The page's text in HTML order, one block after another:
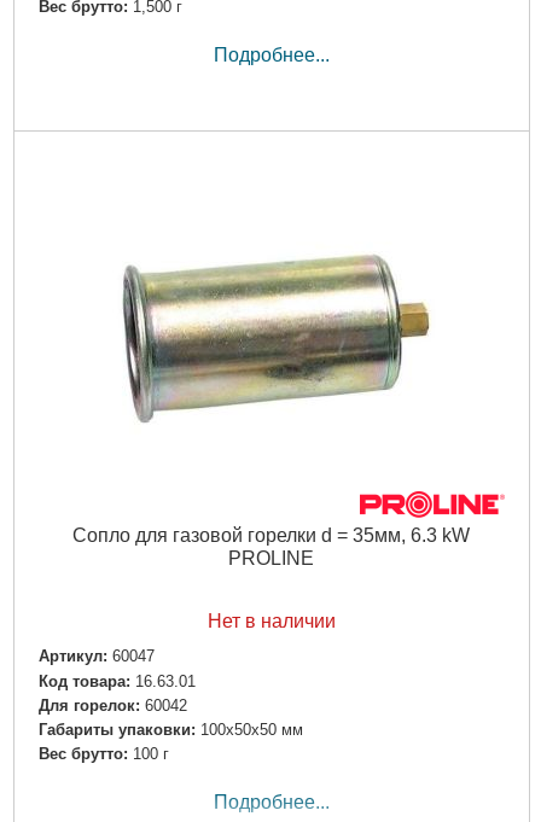
Вес брутто: 1,500 г
Подробнее...
Сопло для газовой горелки d = 35мм, 6.3 kW
PROLINE
Нет в наличии
Артикул: 60047
Код товара: 16.63.01
Для горелок: 60042
Габариты упаковки: 100x50x50 мм
Вес брутто: 100 г
Подробнее...